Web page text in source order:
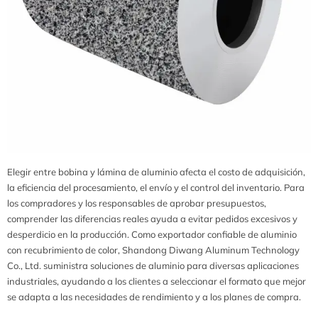
Elegir entre bobina y lámina de aluminio afecta el costo de adquisición,
la eficiencia del procesamiento, el envío y el control del inventario. Para
los compradores y los responsables de aprobar presupuestos,
comprender las diferencias reales ayuda a evitar pedidos excesivos y
desperdicio en la producción. Como exportador confiable de aluminio
con recubrimiento de color, Shandong Diwang Aluminum Technology
Co., Ltd. suministra soluciones de aluminio para diversas aplicaciones
industriales, ayudando a los clientes a seleccionar el formato que mejor
se adapta a las necesidades de rendimiento y a los planes de compra.